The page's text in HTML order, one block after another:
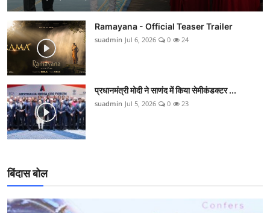
Ramayana - Official Teaser Trailer
suadmin Jul 6, 2026 0 24
प्रधानमंत्री मोदी ने साणंद में किया सेमीकंडक्टर ...
suadmin Jul 5, 2026 0 23
बिंदास बोल